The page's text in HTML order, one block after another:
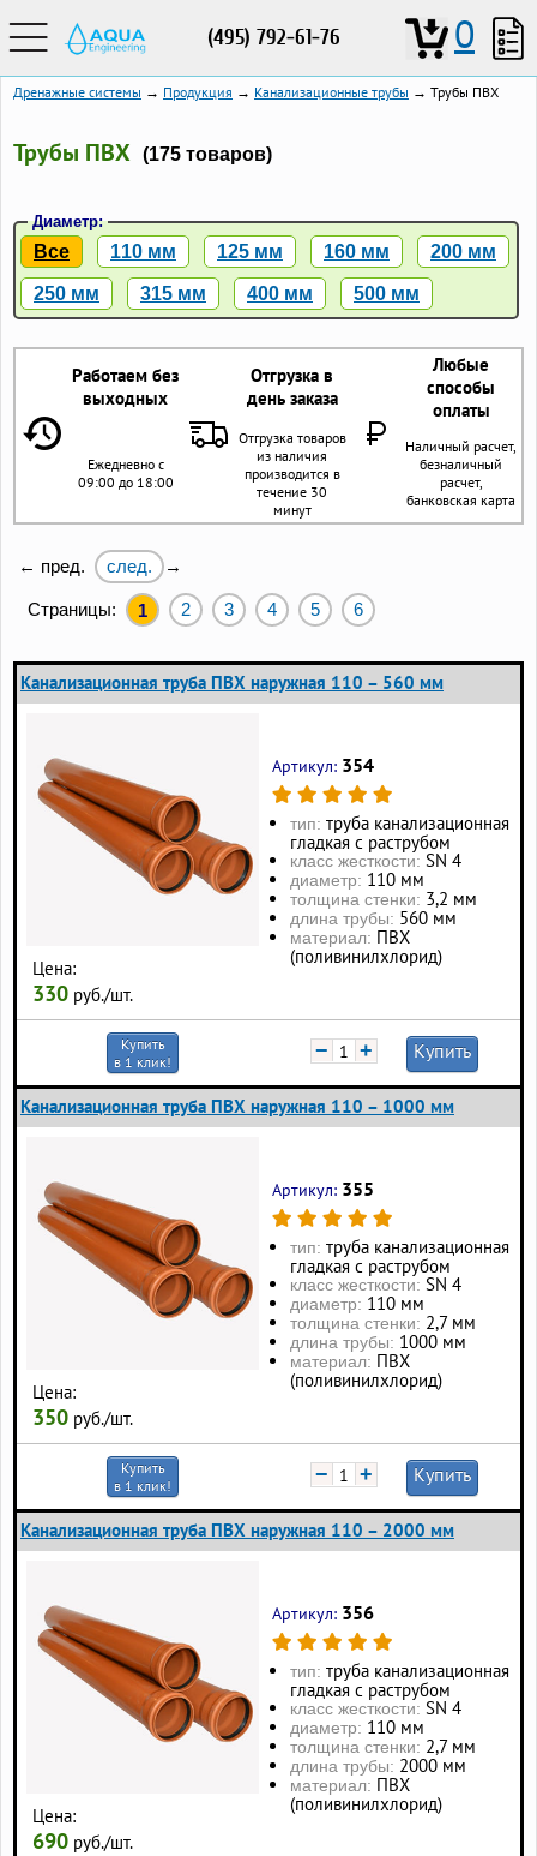
(495) 792-61-76 0
Дренажные системы → Продукция → Канализационные трубы → Трубы ПВХ
Трубы ПВХ (175 товаров)
Диаметр:
Все 110 мм 125 мм 160 мм 200 мм
250 мм 315 мм 400 мм 500 мм
Работаем без
выходных
Отгрузка в
день заказа
Любые
способы
оплаты
Ежедневно с
09:00 до 18:00
Отгрузка товаров
из наличия
производится в
течение 30
минут
Наличный расчет,
безналичный
расчет,
банковская карта
← пред. след. →
Страницы: 1 2 3 4 5 6
Канализационная труба ПВХ наружная 110 – 560 мм
Цена:
330 руб./шт.
Артикул: 354
тип: труба канализационная
гладкая с раструбом
класс жесткости: SN 4
диаметр: 110 мм
толщина стенки: 3,2 мм
длина трубы: 560 мм
материал: ПВХ
(поливинилхлорид)
Купить
в 1 клик!
− + Купить
Канализационная труба ПВХ наружная 110 – 1000 мм
Цена:
350 руб./шт.
Артикул: 355
тип: труба канализационная
гладкая с раструбом
класс жесткости: SN 4
диаметр: 110 мм
толщина стенки: 2,7 мм
длина трубы: 1000 мм
материал: ПВХ
(поливинилхлорид)
Купить
в 1 клик!
− + Купить
Канализационная труба ПВХ наружная 110 – 2000 мм
Цена:
690 руб./шт.
Артикул: 356
тип: труба канализационная
гладкая с раструбом
класс жесткости: SN 4
диаметр: 110 мм
толщина стенки: 2,7 мм
длина трубы: 2000 мм
материал: ПВХ
(поливинилхлорид)